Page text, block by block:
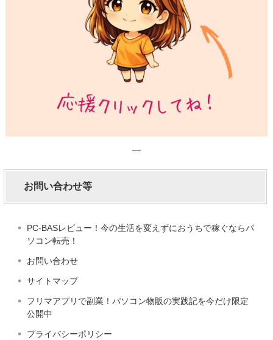
お問い合わせ等
PC-BASレビュー！今の生活を変えずにおうちで稼ぐならパ
ソコン転売！
お問い合わせ
サイトマップ
フリマアプリで副業！パソコン物販の実践記を今だけ限定
公開中
プライバシーポリシー